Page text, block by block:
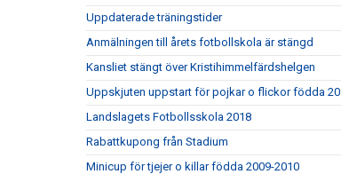
Uppdaterade träningstider
Anmälningen till årets fotbollskola är stängd
Kansliet stängt över Kristihimmelfärdshelgen
Uppskjuten uppstart för pojkar o flickor födda
Landslagets Fotbollsskola 2018
Rabattkupong från Stadium
Minicup för tjejer o killar födda 2009-2010